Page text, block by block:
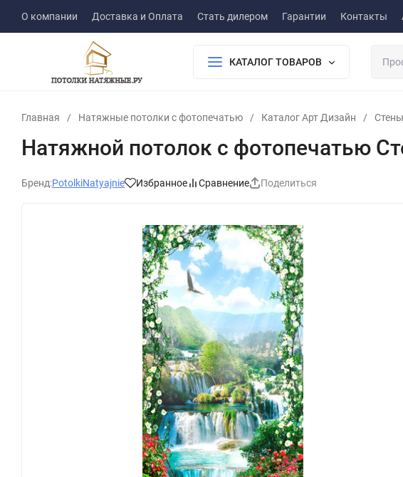
О компании Доставка и Оплата Стать дилером Гарантии Контакты
КАТАЛОГ ТОВАРОВ
Главная / Натяжные потолки с фотопечатью / Каталог Арт Дизайн / Стены
Натяжной потолок с фотопечатью
Бренд:PotolkiNatyajnie Избранное Сравнение Поделиться